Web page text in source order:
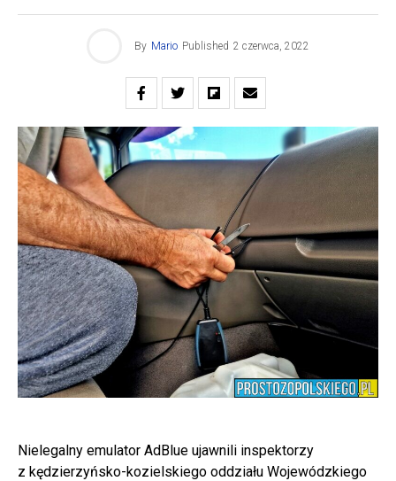
By Mario Published 2 czerwca, 2022
Nielegalny emulator AdBlue ujawnili inspektorzy
z kędzierzyńsko-kozielskiego oddziału Wojewódzkiego